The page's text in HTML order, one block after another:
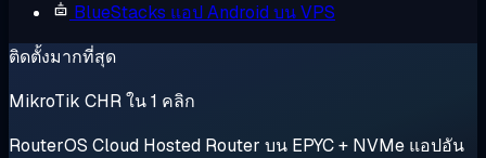
BlueStacks แอป Android บน VPS
ติดตั้งมากที่สุด
MikroTik CHR ใน 1 คลิก
RouterOS Cloud Hosted Router บน EPYC + NVMe แอปอัน